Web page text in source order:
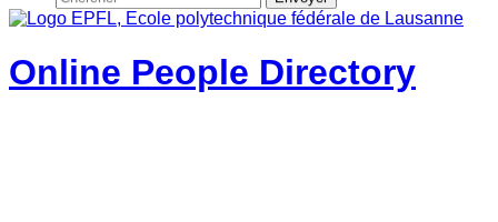
Online People Directory